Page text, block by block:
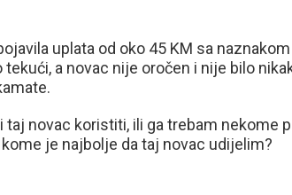
uplata od oko 45 KM sa naznakom
tekući, a novac nije oročen i nije bilo
novac koristiti, ili ga trebam nekome
je najbolje da taj novac udijelim?